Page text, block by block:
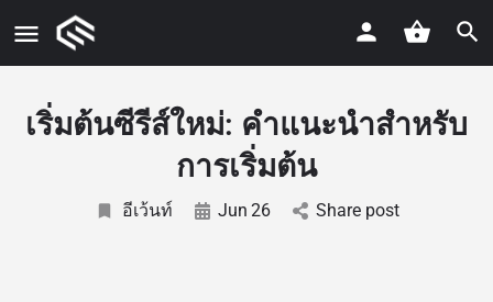
เริ่มต้นซีรีส์ใหม่: คำแนะนำสำหรับ
การเริ่มต้น
อีเว้นท์ Jun 26 Share post